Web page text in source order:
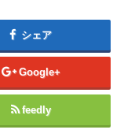
シェア
Google+
feedly